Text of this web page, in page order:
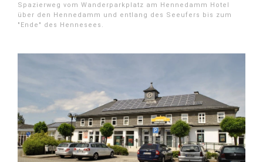
Spazierweg vom Wanderparkplatz am Hennedamm Hotel
über den Hennedamm und entlang des Seeufers bis zum
"Ende" des Hennesees.